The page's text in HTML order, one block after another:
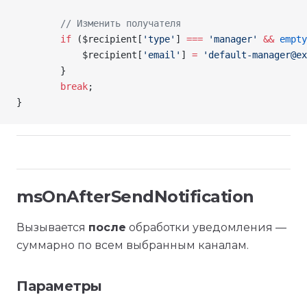
        // Изменить получателя
        if
($recipient [ 'type' ] === 'manager' && empty
            $recipient
[ 'email' ] = 'default-
        }
        break
;
}
msOnAfterSendNotification
Вызывается после обработки уведомления —
суммарно по всем выбранным каналам.
Параметры